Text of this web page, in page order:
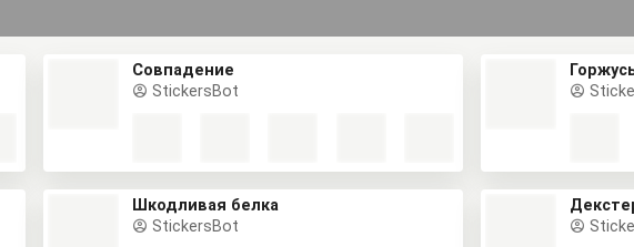
Совпадение
StickersBot
Шкодливая белка
StickersBot